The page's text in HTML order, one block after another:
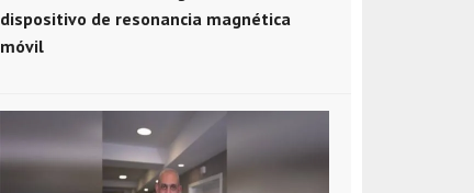
dispositivo de resonancia magnética
móvil